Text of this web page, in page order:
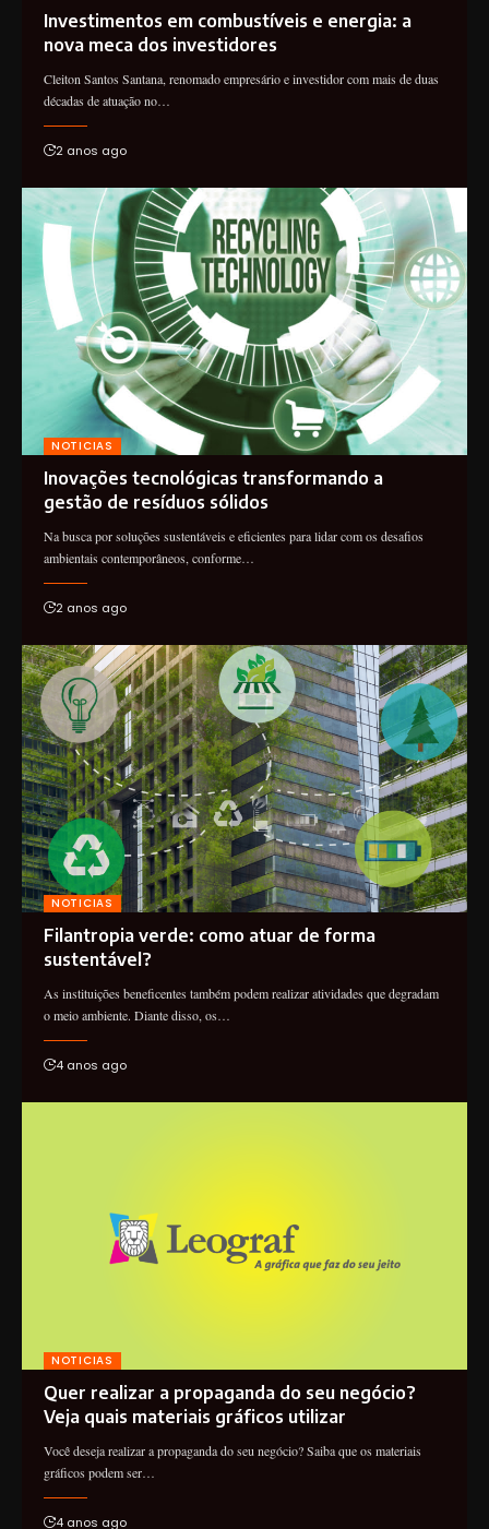
Investimentos em combustíveis e energia: a
nova meca dos investidores
Cleiton Santos Santana, renomado empresário e investidor com mais de duas
décadas de atuação no…
2 anos ago
NOTICIAS
Inovações tecnológicas transformando a
gestão de resíduos sólidos
Na busca por soluções sustentáveis e eficientes para lidar com os desafios
ambientais contemporâneos, conforme…
2 anos ago
NOTICIAS
Filantropia verde: como atuar de forma
sustentável?
As instituições beneficentes também podem realizar atividades que degradam
o meio ambiente. Diante disso, os…
4 anos ago
NOTICIAS
Quer realizar a propaganda do seu negócio?
Veja quais materiais gráficos utilizar
Você deseja realizar a propaganda do seu negócio? Saiba que os materiais
gráficos podem ser…
4 anos ago